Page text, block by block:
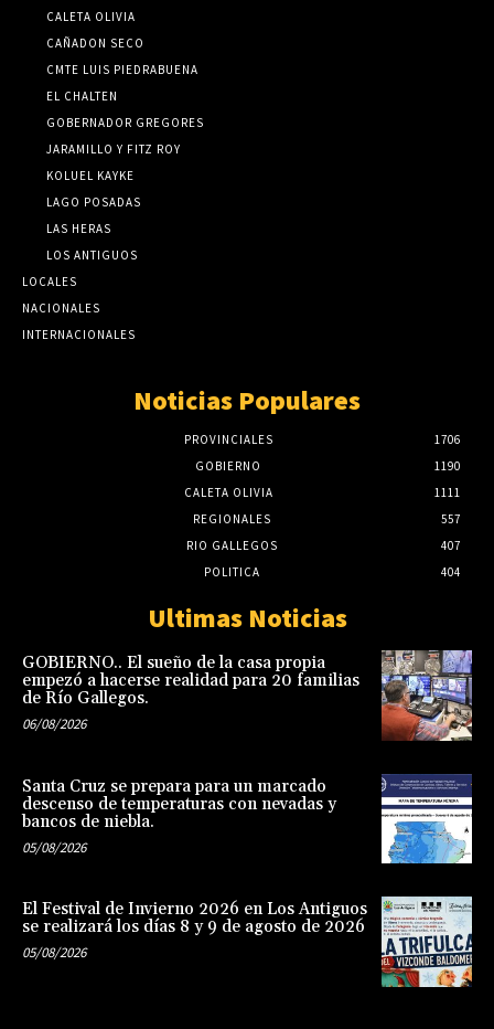
CALETA OLIVIA
CAÑADON SECO
CMTE LUIS PIEDRABUENA
EL CHALTEN
GOBERNADOR GREGORES
JARAMILLO Y FITZ ROY
KOLUEL KAYKE
LAGO POSADAS
LAS HERAS
LOS ANTIGUOS
LOCALES
NACIONALES
INTERNACIONALES
Noticias Populares
PROVINCIALES
1706
GOBIERNO
1190
CALETA OLIVIA
1111
REGIONALES
557
RIO GALLEGOS
407
POLITICA
404
Ultimas Noticias
GOBIERNO.. El sueño de la casa propia
empezó a hacerse realidad para 20 familias
de Río Gallegos.
06/08/2026
Santa Cruz se prepara para un marcado
descenso de temperaturas con nevadas y
bancos de niebla.
05/08/2026
El Festival de Invierno 2026 en Los Antiguos
se realizará los días 8 y 9 de agosto de 2026
05/08/2026